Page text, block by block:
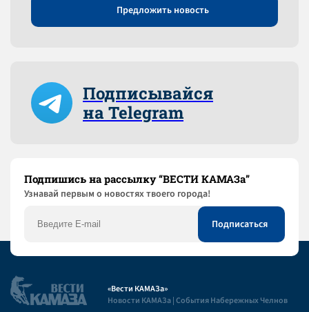
Предложить новость
Подписывайся
на Telegram
Подпишись на рассылку “ВЕСТИ КАМАЗа”
Узнaвай первым о новостях твоего города!
«Вести КАМАЗа»
Новости КАМАЗа | События Набережных Челнов